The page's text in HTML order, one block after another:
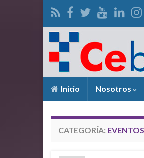
Inicio Nosotros
CATEGORÍA: EVENTOS